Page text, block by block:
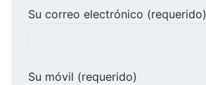
Su correo electrónico (requerido)
Su móvil (requerido)